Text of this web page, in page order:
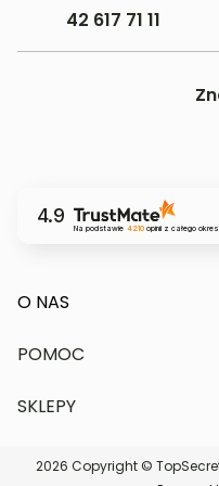
42 617 71 11
4.9
Na podstawie 4210opinii z całego
O NAS
Nasze wartości
Kontakt
POMOC
Regulamin serwisu
Zwroty i reklamacje
SKLEPY
DARMOWA DOSTAWA
2026 Copyright ©